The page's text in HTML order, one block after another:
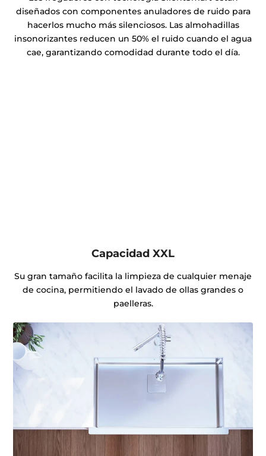
diseñados con componentes anuladores de ruido para
hacerlos mucho más silenciosos. Las almohadillas
insonorizantes reducen un 50% el ruido cuando el agua
cae, garantizando comodidad durante todo el día.
Capacidad XXL
Su gran tamaño facilita la limpieza de cualquier menaje
de cocina, permitiendo el lavado de ollas grandes o
paelleras.